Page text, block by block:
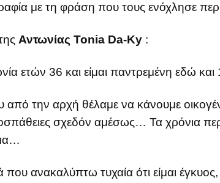
με τη φράση που τους ενόχλησε
Αντωνίας Tonia Da-Ky :
ετών 36 και είμαι παντρεμένη εδώ και
την αρχή θέλαμε να κάνουμε
σχεδόν αμέσως… Τα χρόνια
που ανακαλύπτω τυχαία ότι είμαι